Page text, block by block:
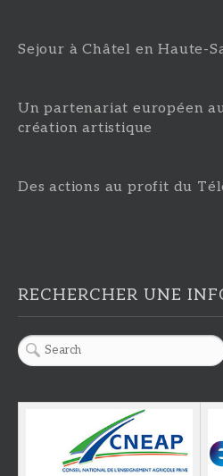
Sejour à Châtel en Haute-
Un partenariat européen
création artistique
Des actions au profit du
RECHERCHER UNE